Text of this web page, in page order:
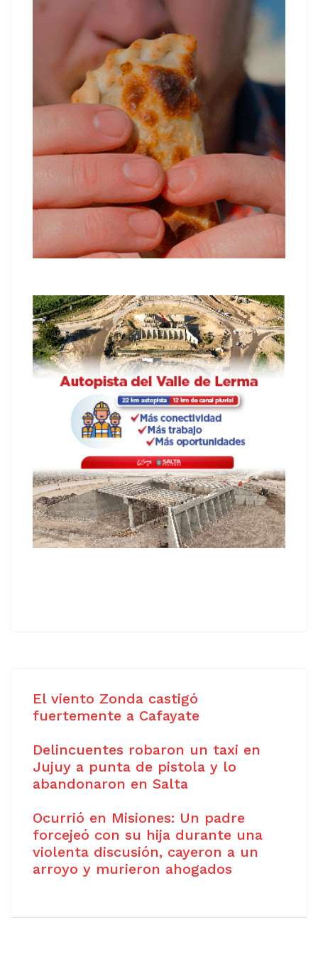
El viento Zonda castigó
fuertemente a Cafayate
Delincuentes robaron un taxi en
Jujuy a punta de pistola y lo
abandonaron en Salta
Ocurrió en Misiones: Un padre
forcejeó con su hija durante una
violenta discusión, cayeron a un
arroyo y murieron ahogados